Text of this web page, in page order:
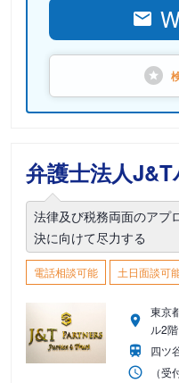
弁護士法人
法律及び税務両面のアプ
決に向けて尽力する
電話相談可能 土日面談可
東京
ル2階
四ツ
（受